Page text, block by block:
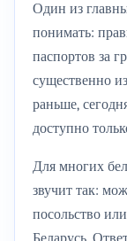
Один из
понимать:
паспортов за
существенно
раньше,
доступно
Для многих
звучит так:
посольство